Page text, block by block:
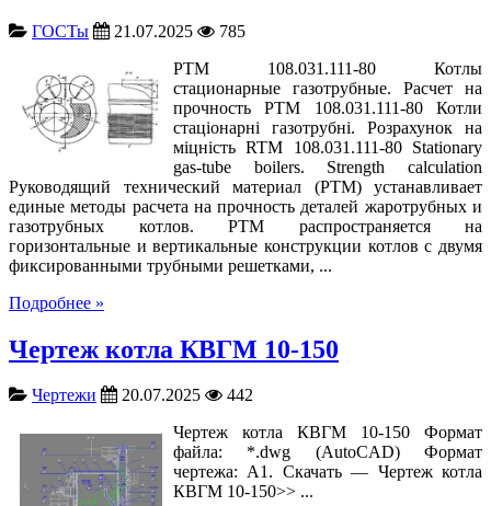
ГОСТы 21.07.2025
785
РТМ 108.031.111-80 Котлы
стационарные газотрубные. Расчет на
прочность РТМ 108.031.111-80 Котли
стаціонарні газотрубні. Розрахунок на
міцність RTM 108.031.111-80 Stationary
gas-tube boilers. Strength calculation
Руководящий технический материал (РТМ) устанавливает
единые методы расчета на прочность деталей жаротрубных и
газотрубных котлов. РТМ распространяется на
горизонтальные и вертикальные конструкции котлов с двумя
фиксированными трубными решетками, ...
Подробнее »
Чертеж котла КВГМ 10-150
Чертежи 20.07.2025
442
Чертеж котла КВГМ 10-150 Формат
файла: *.dwg (AutoCAD) Формат
чертежа: А1. Скачать — Чертеж котла
КВГМ 10-150>> ...